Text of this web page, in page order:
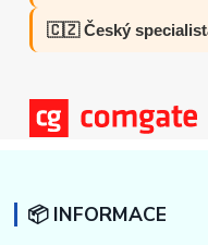
🇨🇿 Český
📦 INFORMACE